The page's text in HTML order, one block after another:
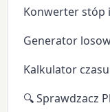
Konwerter stóp
Generator
Kalkulator
🔍 Sprawdzacz